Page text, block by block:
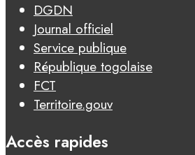
DGDN
Journal officiel
Service publique
République togolaise
FCT
Territoire.gouv
Accès rapides